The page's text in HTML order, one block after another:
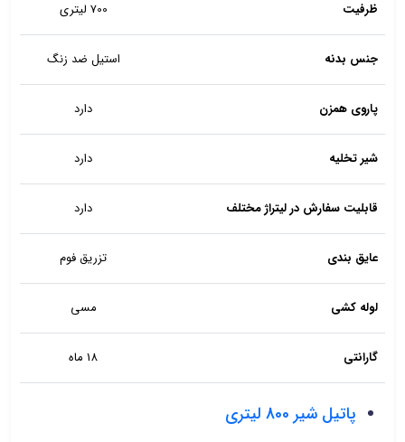
ظرفیت 700 لیتری
جنس بدنه استیل ضد زنگ
پاروی همزن دارد
شیر تخلیه دارد
قابلیت سفارش در لیتراژ مختلف دارد
عایق بندی تزریق فوم
لوله کشی مسی
گارانتی 18 ماه
پاتیل شیر 800 لیتری